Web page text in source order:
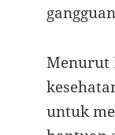
Menurut
untuk